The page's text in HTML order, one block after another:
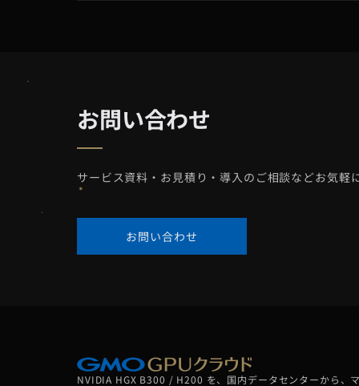
お問い合わせ
サービス資料・お見積り・導入のご相談などお気軽
お問い合わせ
NVIDIA HGX B300 / H200 を、国内データセンターから、